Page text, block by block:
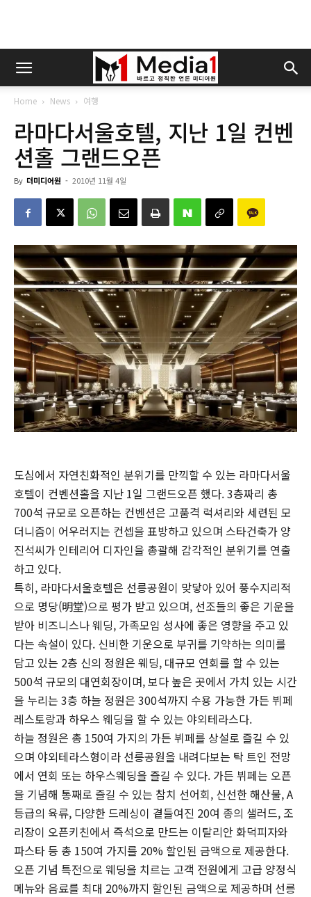
Home News 여행
라마다서울호텔, 지난 1일 컨벤
션홀 그랜드오픈
By 더미디어원 - 2010년 11월 4일
도심에서 자연친화적인 분위기를 만끽할 수 있는 라마다서울
호텔이 컨벤션홀을 지난 1일 그랜드오픈 했다. 3층짜리 총
700석 규모로 오픈하는 컨벤션은 고품격 럭셔리와 세련된 모
더니즘이 어우러지는 컨셉을 표방하고 있으며 스타건축가 양
진석씨가 인테리어 디자인을 총괄해 감각적인 분위기를 연출
하고 있다.
특히, 라마다서울호텔은 선릉공원이 맞닿아 있어 풍수지리적
으로 명당(明堂)으로 평가 받고 있으며, 선조들의 좋은 기운을
받아 비즈니스나 웨딩, 가족모임 성사에 좋은 영향을 주고 있
다는 속설이 있다. 신비한 기운으로 부귀를 기약하는 의미를
담고 있는 2층 신의 정원은 웨딩, 대규모 연회를 할 수 있는
500석 규모의 대연회장이며, 보다 높은 곳에서 가치 있는 시간
을 누리는 3층 하늘 정원은 300석까지 수용 가능한 가든 뷔페
레스토랑과 하우스 웨딩을 할 수 있는 야외테라스다.
하늘 정원은 총 150여 가지의 가든 뷔페를 상설로 즐길 수 있
으며 야외테라스형이라 선릉공원을 내려다보는 탁 트인 전망
에서 연회 또는 하우스웨딩을 즐길 수 있다. 가든 뷔페는 오픈
을 기념해 통째로 즐길 수 있는 참치 선어회, 신선한 해산물, A
등급의 육류, 다양한 드레싱이 곁들여진 20여 종의 샐러드, 조
리장이 오픈키친에서 즉석으로 만드는 이탈리안 화덕피자와
파스타 등 총 150여 가지를 20% 할인된 금액으로 제공한다.
오픈 기념 특전으로 웨딩을 치르는 고객 전원에게 고급 양정식
메뉴와 음료를 최대 20%까지 할인된 금액으로 제공하며 선릉